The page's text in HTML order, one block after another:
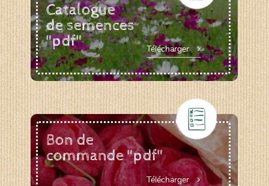
Catalogue
de semences
"pdf"
Télécharger
Bon de
commande "pdf"
Télécharger